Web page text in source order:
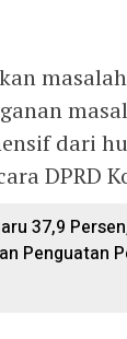
dari
DPRD
37,9
Penguatan